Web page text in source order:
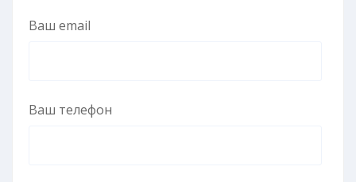
Ваш email
Ваш телефон